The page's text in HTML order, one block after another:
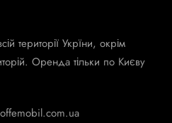
території Укрїни, окрім
Оренда тільки по Києву